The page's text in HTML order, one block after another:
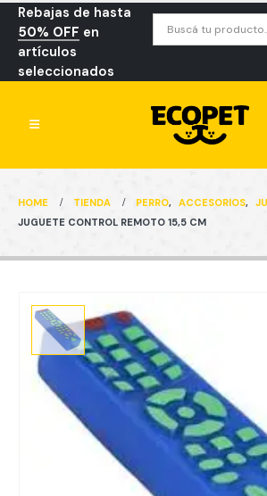
Rebajas de hasta
50% OFF en
artículos
seleccionados
HOME TIENDA PERRO, ACCESORIOS,
JUGUETE CONTROL REMOTO 15,5 CM